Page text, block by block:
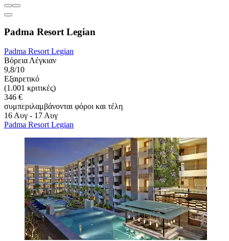
Padma Resort Legian
Padma Resort Legian
Βόρεια Λέγκιαν
9,8/10
Εξαιρετικό
(1.001 κριτικές)
346 €
συμπεριλαμβάνονται φόροι και τέλη
16 Αυγ - 17 Αυγ
Padma Resort Legian